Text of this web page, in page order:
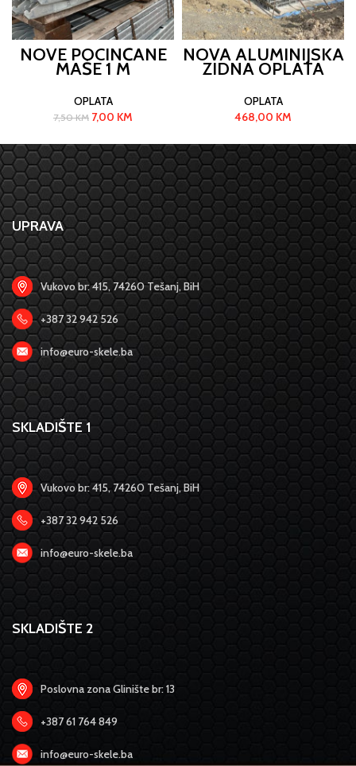
NOVE POCINČANE
MAŠE 1 M
OPLATA
7,50KM 7,00 KM
NOVA ALUMINIJSKA
ZIDNA OPLATA
OPLATA
468,00 KM
UPRAVA
Vukovo br: 415, 74260 Tešanj, BiH
+387 32 942 526
info@euro-skele.ba
SKLADIŠTE 1
Vukovo br: 415, 74260 Tešanj, BiH
+387 32 942 526
info@euro-skele.ba
SKLADIŠTE 2
Poslovna zona Glinište br: 13
+387 61 764 849
info@euro-skele.ba